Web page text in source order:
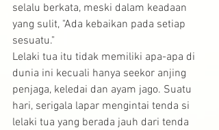
selalu berkata, meski dalam keadaan
yang sulit, "Ada kebaikan pada setiap
sesuatu."
Lelaki tua itu tidak memiliki apa-apa di
dunia ini kecuali hanya seekor anjing
penjaga, keledai dan ayam jago. Suatu
hari, serigala lapar mengintai tenda si
lelaki tua yang berada jauh dari tenda